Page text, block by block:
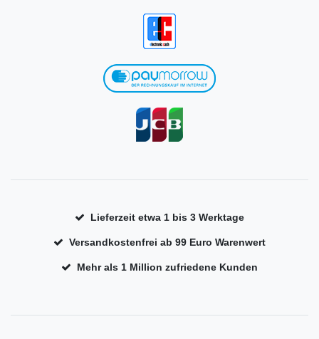
Lieferzeit etwa 1 bis 3 Werktage
Versandkostenfrei ab 99 Euro Warenwert
Mehr als 1 Million zufriedene Kunden